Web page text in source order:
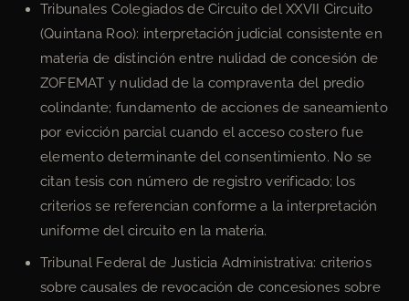
Tribunales Colegiados de Circuito del XXVII Circuito
(Quintana Roo): interpretación judicial consistente en
materia de distinción entre nulidad de concesión de
ZOFEMAT y nulidad de la compraventa del predio
colindante; fundamento de acciones de saneamiento
por evicción parcial cuando el acceso costero fue
elemento determinante del consentimiento. No se
citan tesis con número de registro verificado; los
criterios se referencian conforme a la interpretación
uniforme del circuito en la materia.
Tribunal Federal de Justicia Administrativa: criterios
sobre causales de revocación de concesiones sobre